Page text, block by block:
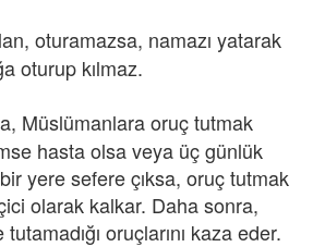
oturamazsa, namazı yatarak
oturup kılmaz.
Müslümanlara oruç tutmak
hasta olsa veya üç günlük
yere sefere çıksa, oruç tutmak
olarak kalkar. Daha sonra,
oruçlarını kaza eder.